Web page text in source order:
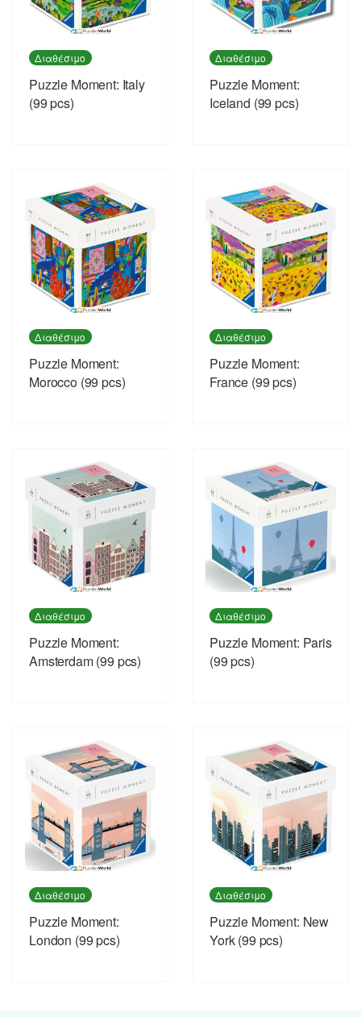
Διαθέσιμο
Puzzle Moment: Italy
(99 pcs)
Διαθέσιμο
Puzzle Moment:
Iceland (99 pcs)
Διαθέσιμο
Puzzle Moment:
Morocco (99 pcs)
Διαθέσιμο
Puzzle Moment:
France (99 pcs)
Διαθέσιμο
Puzzle Moment:
Amsterdam (99 pcs)
Διαθέσιμο
Puzzle Moment: Paris
(99 pcs)
Διαθέσιμο
Puzzle Moment:
London (99 pcs)
Διαθέσιμο
Puzzle Moment: New
York (99 pcs)